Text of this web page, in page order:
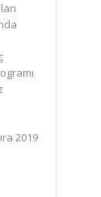
2019